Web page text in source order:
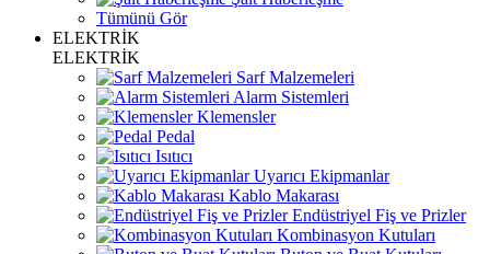
Tümünü Gör
ELEKTRİK
ELEKTRİK
Sarf Malzemeleri
Alarm Sistemleri
Klemensler
Pedal
Isıtıcı
Uyarıcı Ekipmanlar
Kablo Makarası
Endüstriyel Fiş ve Prizler
Kombinasyon Kutuları